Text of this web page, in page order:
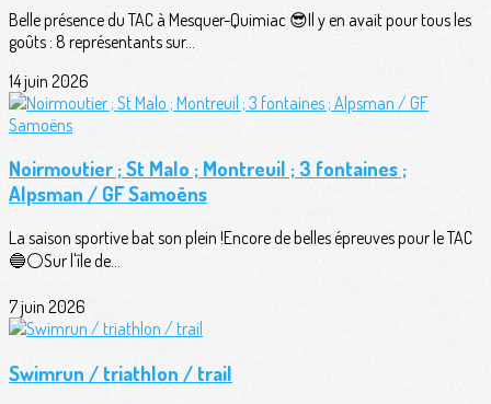
Belle présence du TAC à Mesquer-Quimiac 😎Il y en avait pour tous les
goûts : 8 représentants sur...
14 juin 2026
Noirmoutier ; St Malo ; Montreuil ; 3 fontaines ;
Alpsman / GF Samoëns
La saison sportive bat son plein !Encore de belles épreuves pour le TAC
🔵⚪️Sur l'île de...
7 juin 2026
Swimrun / triathlon / trail